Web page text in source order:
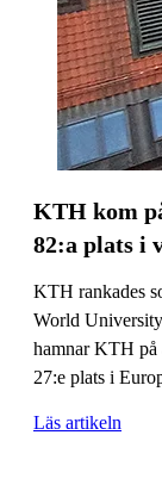
KTH kom
82:a plats i
KTH rankades
World
hamnar KTH på
27:e plats i
Läs artikeln